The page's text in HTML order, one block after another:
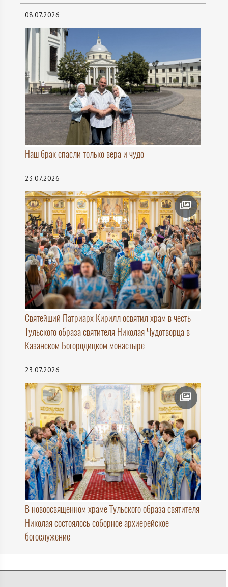
08.07.2026
Наш брак спасли только вера и чудо
23.07.2026
Святейший Патриарх Кирилл освятил храм в честь
Тульского образа святителя Николая Чудотворца в
Казанском Богородицком монастыре
23.07.2026
В новоосвященном храме Тульского образа святителя
Николая состоялось соборное архиерейское
богослужение